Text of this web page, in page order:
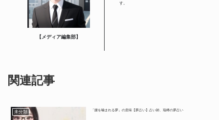
【メディア編集部】
す。
関連記事
未分類 「腰を噛まれる夢」の意味【夢占い】占い師、瑞稀の夢占い